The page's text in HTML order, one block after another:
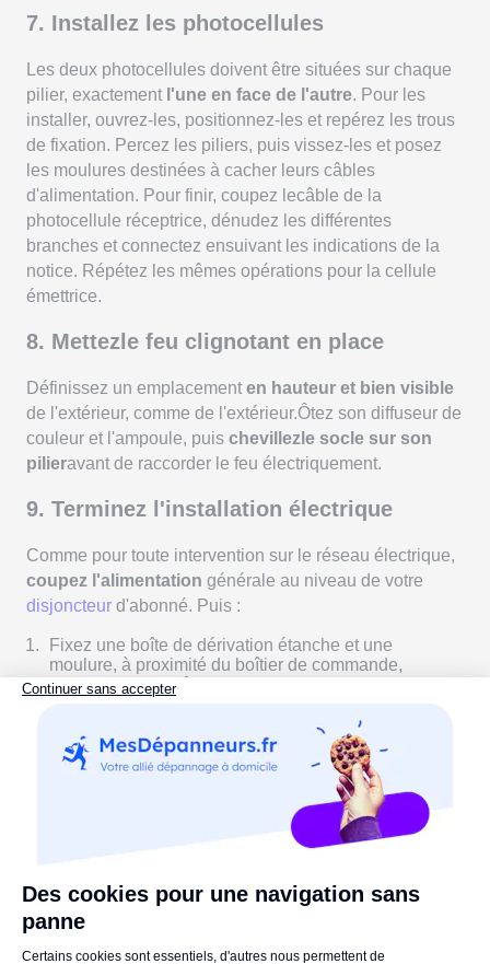
7. Installez les photocellules
Les deux photocellules doivent être situées sur chaque
pilier, exactement l'une en face de l'autre. Pour les
installer, ouvrez-les, positionnez-les et repérez les trous
de fixation. Percez les piliers, puis vissez-les et posez
les moulures destinées à cacher leurs câbles
d'alimentation. Pour finir, coupez lecâble de la
photocellule réceptrice, dénudez les différentes
branches et connectez ensuivant les indications de la
notice. Répétez les mêmes opérations pour la cellule
émettrice.
8. Mettezle feu clignotant en place
Définissez un emplacement en hauteur et bien visible
de l'extérieur, comme de l'extérieur.Ôtez son diffuseur de
couleur et l'ampoule, puis chevillezle socle sur son
pilieravant de raccorder le feu électriquement.
9. Terminez l'installation électrique
Comme pour toute intervention sur le réseau électrique,
coupez l'alimentation générale au niveau de votre
disjoncteur d'abonné. Puis :
Fixez une boîte de dérivation étanche et une
moulure, à proximité du boîtier de commande,
Raccordez les câbles entre les deux moteurs et le
Embrayez le moteur,
Ouvrez la porte jusqu'à la butée,
Raccordez les photocellules et le clignotant
Raccordez le boîtier de commande à l'alimentation
l'alimentation générale.